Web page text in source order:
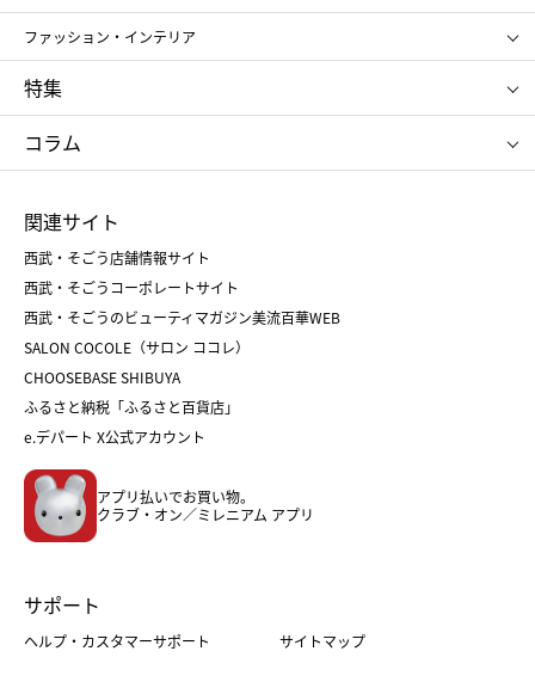
お中元
お歳暮
ポール&ジョー ボーテ
ジルスチュアート
NARS
RMK
クリニーク
SK-Ⅱ
アンリ・シャルパンティエ
ゴディバ
新宿高野
たねや
ねんりん家
ファッション・インテリア
ポロ ラルフ ローレン
タケオ キクチ
ママ＆キッズ
シュタイフ
特集
お中元
ひな人形
五月人形
父の日
クリスマスケーキ
ホワイトデー
コラム
菓子折り
和菓子
人気のギフト
バレンタイン
ホワイトデー
おせち
フード
ホーム・キッチン＆アート
関連サイト
西武・そごう店舗情報サイト
西武・そごうコーポレートサイト
西武・そごうのビューティマガジン美流百華WEB
SALON COCOLE（サロン ココレ）
CHOOSEBASE SHIBUYA
ふるさと納税「ふるさと百貨店」
e.デパート X公式アカウント
アプリ払いでお買い物。
クラブ・オン／ミレニアム アプリ
サポート
ヘルプ・カスタマーサポート サイトマップ